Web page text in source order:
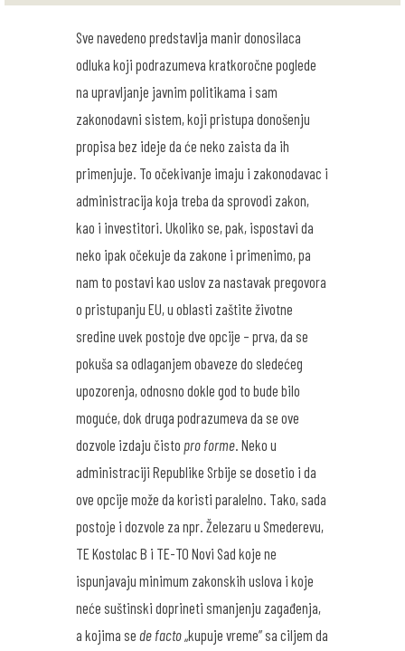
Sve navedeno predstavlja manir donosilaca
odluka koji podrazumeva kratkoročne poglede
na upravljanje javnim politikama i sam
zakonodavni sistem, koji pristupa donošenju
propisa bez ideje da će neko zaista da ih
primenjuje. To očekivanje imaju i zakonodavac i
administracija koja treba da sprovodi zakon,
kao i investitori. Ukoliko se, pak, ispostavi da
neko ipak očekuje da zakone i primenimo, pa
nam to postavi kao uslov za nastavak pregovora
o pristupanju EU, u oblasti zaštite životne
sredine uvek postoje dve opcije – prva, da se
pokuša sa odlaganjem obaveze do sledećeg
upozorenja, odnosno dokle god to bude bilo
moguće, dok druga podrazumeva da se ove
dozvole izdaju čisto pro forme . Neko u
administraciji Republike Srbije se dosetio i da
ove opcije može da koristi paralelno. Tako, sada
postoje i dozvole za npr. Železaru u Smederevu,
TE Kostolac B i TE-TO Novi Sad koje ne
ispunjavaju minimum zakonskih uslova i koje
neće suštinski doprineti smanjenju zagađenja,
a kojima se de facto „kupuje vreme” sa ciljem da